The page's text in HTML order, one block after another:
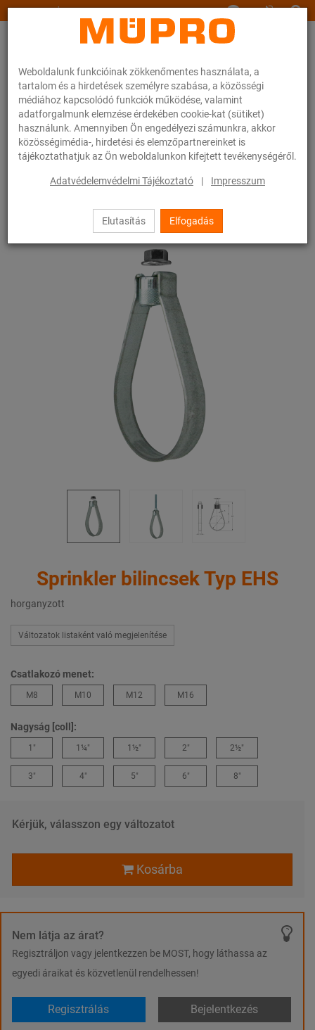
Weboldalunk funkcióinak zökkenőmentes használata, a
tartalom és a hirdetések személyre szabása, a közösségi
médiához kapcsolódó funkciók működése, valamint
adatforgalmunk elemzése érdekében cookie-kat (sütiket)
használunk. Amennyiben Ön engedélyezi számunkra, akkor
közösségimédia-, hirdetési és elemzőpartnereinket is
tájékoztathatjuk az Ön weboldalunkon kifejtett tevékenységéről.
Adatvédelemvédelmi Tájékoztató | Impresszum
Elutasítás Elfogadás
www.muepro.hu
Webáruhàz Rögzítéstechnika
Spinklerberendezések rögzítése
Csőbilincsek spinklerberendezések rögzítéséhez
Sprinkler bilincsek Typ EHS
1 / 9
Sprinkler bilincsek Typ EHS
horganyzott
Változatok listaként való megjelenítése
Csatlakozó menet:
M8 M10 M12 M16
Nagyság [coll]:
1" 1¼" 1½" 2" 2½"
3" 4" 5" 6" 8"
Kérjük, válasszon egy változatot
Kosárba
Nem látja az árat?
Regisztráljon vagy jelentkezzen be MOST, hogy láthassa az
egyedi áraikat és közvetlenül rendelhessen!
Regisztrálás Bejelentkezés